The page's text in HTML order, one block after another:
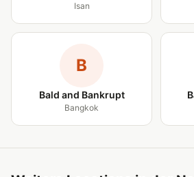
Isan
B
Bald and Bankrupt
Bangkok